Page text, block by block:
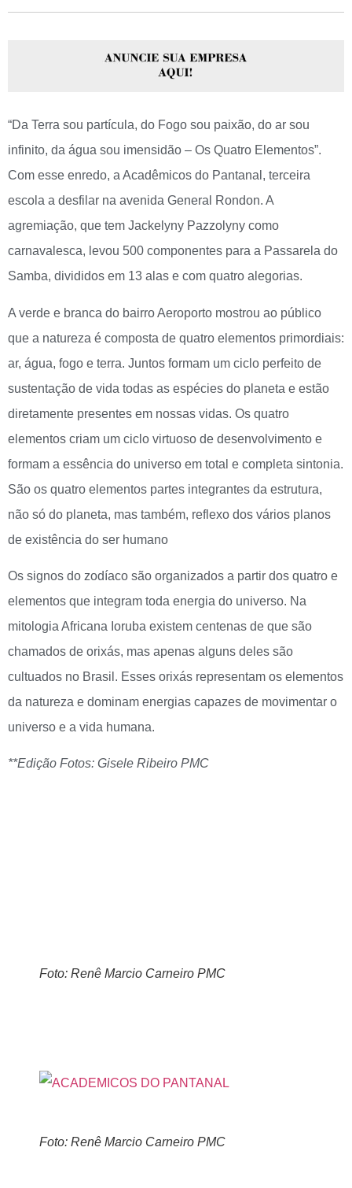
“Da Terra sou partícula, do Fogo sou paixão, do ar sou
infinito, da água sou imensidão – Os Quatro Elementos”.
Com esse enredo, a Acadêmicos do Pantanal, terceira
escola a desfilar na avenida General Rondon. A
agremiação, que tem Jackelyny Pazzolyny como
carnavalesca, levou 500 componentes para a Passarela do
Samba, divididos em 13 alas e com quatro alegorias.
A verde e branca do bairro Aeroporto mostrou ao público
que a natureza é composta de quatro elementos primordiais:
ar, água, fogo e terra. Juntos formam um ciclo perfeito de
sustentação de vida todas as espécies do planeta e estão
diretamente presentes em nossas vidas. Os quatro
elementos criam um ciclo virtuoso de desenvolvimento e
formam a essência do universo em total e completa sintonia.
São os quatro elementos partes integrantes da estrutura,
não só do planeta, mas também, reflexo dos vários planos
de existência do ser humano
Os signos do zodíaco são organizados a partir dos quatro e
elementos que integram toda energia do universo. Na
mitologia Africana Ioruba existem centenas de que são
chamados de orixás, mas apenas alguns deles são
cultuados no Brasil. Esses orixás representam os elementos
da natureza e dominam energias capazes de movimentar o
universo e a vida humana.
**Edição Fotos: Gisele Ribeiro PMC
Foto: Renê Marcio Carneiro PMC
Foto: Renê Marcio Carneiro PMC